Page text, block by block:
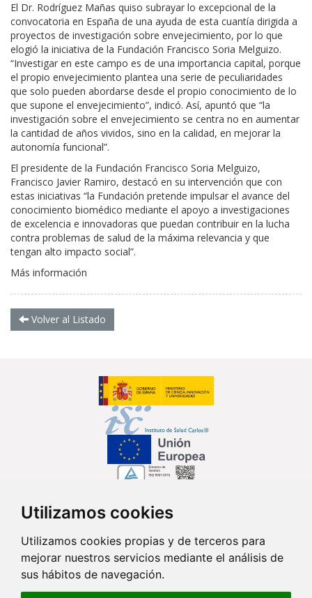
Utilizamos cookies
Utilizamos cookies propias y de terceros para
mejorar nuestros servicios mediante el análisis de
sus hábitos de navegación.
El Dr. Rodríguez Mañas quiso subrayar lo excepcional de la
convocatoria en España de una ayuda de esta cuantía dirigida a
proyectos de investigación sobre envejecimiento, por lo que
elogió la iniciativa de la Fundación Francisco Soria Melguizo.
“Investigar en este campo es de una importancia capital, porque
el propio envejecimiento plantea una serie de peculiaridades
que solo pueden abordarse desde el propio conocimiento de lo
que supone el envejecimiento”, indicó. Así, apuntó que “la
investigación sobre el envejecimiento se centra no en aumentar
la cantidad de años vividos, sino en la calidad, en mejorar la
autonomía funcional”.
El presidente de la Fundación Francisco Soria Melguizo,
Francisco Javier Ramiro, destacó en su intervención que con
estas iniciativas “la Fundación pretende impulsar el avance del
conocimiento biomédico mediante el apoyo a investigaciones
de excelencia e innovadoras que puedan contribuir en la lucha
contra problemas de salud de la máxima relevancia y que
tengan alto impacto social”.
Más información
Volver al Listado
Síguenos en...
Contacto
Av. Monforte de Lemos, 3-5. Pabellón 11. Planta 0 28029 Madrid